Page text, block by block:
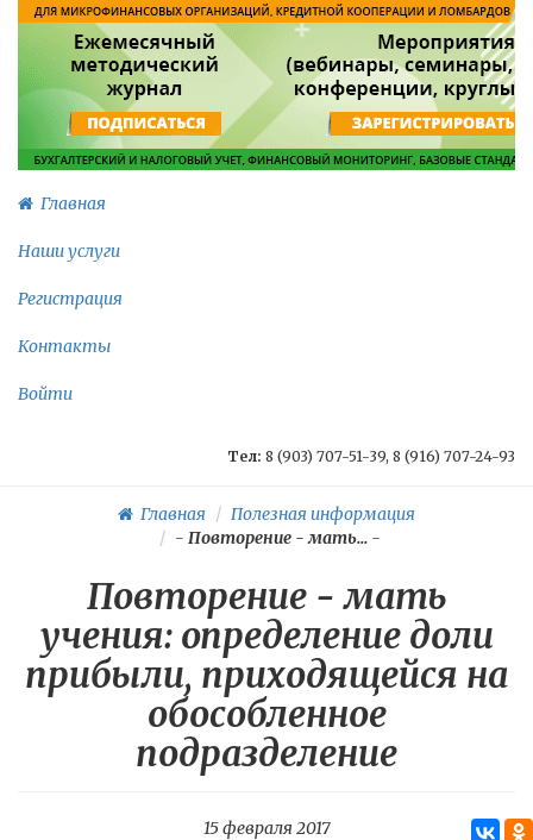
Главная
Наши услуги
Регистрация
Контакты
Войти
Тел: 8 (903) 707-51-39, 8 (916) 707-24-93
Главная
Полезная информация
- Повторение - мать...-
Повторение - мать
учения: определение доли
прибыли, приходящейся на
обособленное
подразделение
15 февраля 2017